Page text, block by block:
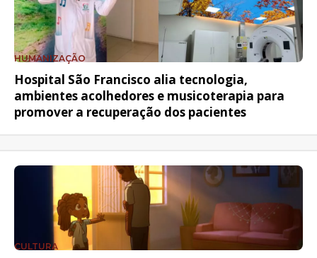
HUMANIZAÇÃO
Hospital São Francisco alia tecnologia,
ambientes acolhedores e musicoterapia para
promover a recuperação dos pacientes
CULTURA